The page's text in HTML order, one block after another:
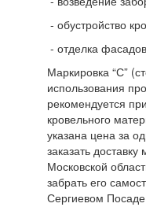
- обустройство
- отделка
Маркировка “С”
использования
рекомендуется
кровельного
указана цена за
заказать
Московской
забрать его
Сергиевом